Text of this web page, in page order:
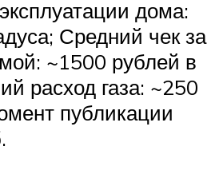
дома:
Средний чек за
~1500 рублей в
расход газа: ~250
публикации